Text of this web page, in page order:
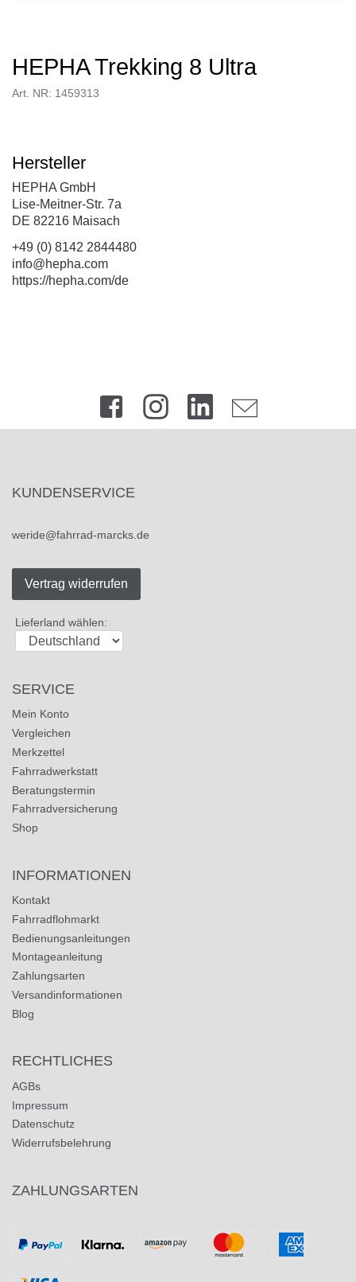
HEPHA Trekking 8 Ultra
Art. NR: 1459313
Hersteller
HEPHA GmbH
Lise-Meitner-Str. 7a
DE 82216 Maisach
+49 (0) 8142 2844480
info@hepha.com
https://hepha.com/de
KUNDENSERVICE
weride@fahrrad-marcks.de
Vertrag widerrufen
Lieferland wählen:
SERVICE
Mein Konto
Vergleichen
Merkzettel
Fahrradwerkstatt
Beratungstermin
Fahrradversicherung
Shop
INFORMATIONEN
Kontakt
Fahrradflohmarkt
Bedienungsanleitungen
Montageanleitung
Zahlungsarten
Versandinformationen
Blog
RECHTLICHES
AGBs
Impressum
Datenschutz
Widerrufsbelehrung
ZAHLUNGSARTEN